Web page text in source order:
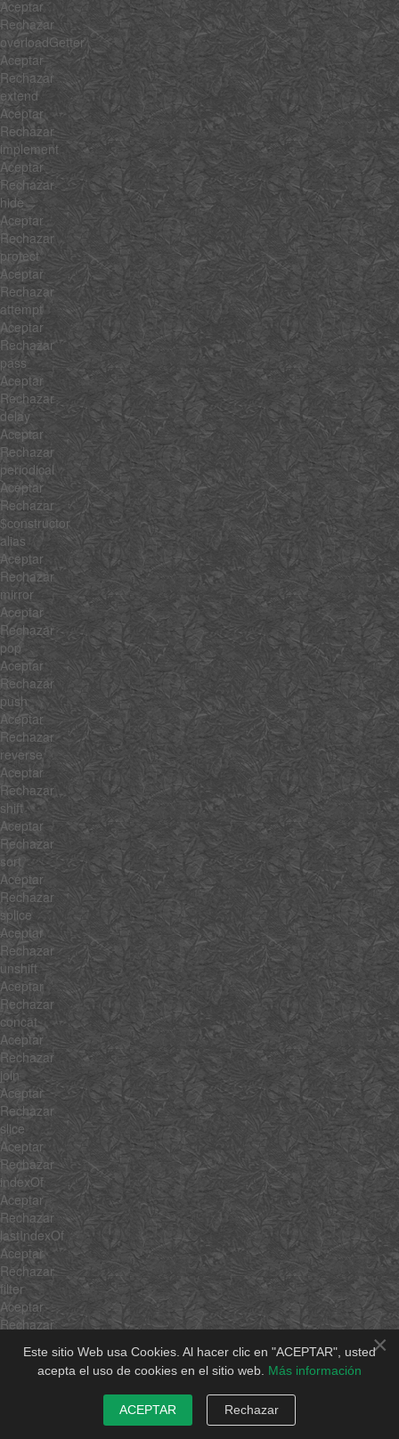
×
Este sitio Web usa Cookies. Al hacer clic en "ACEPTAR", usted
acepta el uso de cookies en el sitio web. Más información
ACEPTAR Rechazar
Aceptar
Rechazar
overloadGetter
Aceptar
Rechazar
extend
Aceptar
Rechazar
implement
Aceptar
Rechazar
hide
Aceptar
Rechazar
protect
Aceptar
Rechazar
attempt
Aceptar
Rechazar
pass
Aceptar
Rechazar
delay
Aceptar
Rechazar
periodical
Aceptar
Rechazar
$constructor
alias
Aceptar
Rechazar
mirror
Aceptar
Rechazar
pop
Aceptar
Rechazar
push
Aceptar
Rechazar
reverse
Aceptar
Rechazar
shift
Aceptar
Rechazar
sort
Aceptar
Rechazar
splice
Aceptar
Rechazar
unshift
Aceptar
Rechazar
concat
Aceptar
Rechazar
join
Aceptar
Rechazar
slice
Aceptar
Rechazar
indexOf
Aceptar
Rechazar
lastIndexOf
Aceptar
Rechazar
filter
Aceptar
Rechazar
Aceptar
Rechazar